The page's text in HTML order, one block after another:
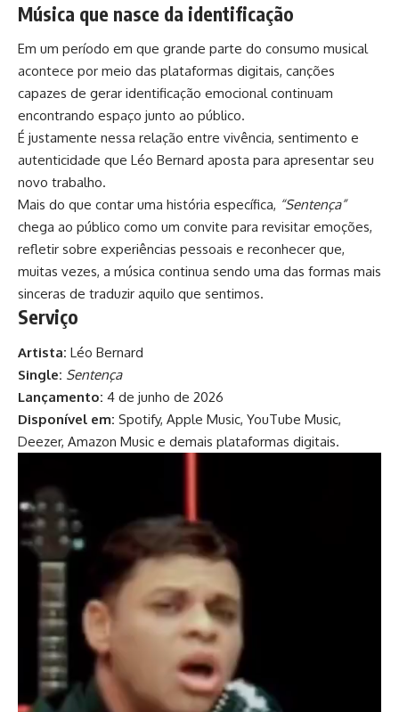
Música que nasce da identificação
Em um período em que grande parte do consumo musical
acontece por meio das plataformas digitais, canções
capazes de gerar identificação emocional continuam
encontrando espaço junto ao público.
É justamente nessa relação entre vivência, sentimento e
autenticidade que Léo Bernard aposta para apresentar seu
novo trabalho.
Mais do que contar uma história específica, “Sentença”
chega ao público como um convite para revisitar emoções,
refletir sobre experiências pessoais e reconhecer que,
muitas vezes, a música continua sendo uma das formas mais
sinceras de traduzir aquilo que sentimos.
Serviço
Artista: Léo Bernard
Single: Sentença
Lançamento: 4 de junho de 2026
Disponível em: Spotify, Apple Music, YouTube Music,
Deezer, Amazon Music e demais plataformas digitais.